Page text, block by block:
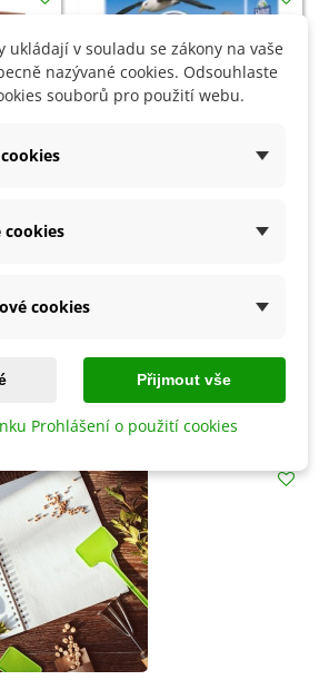
ukládají v souladu se zákony na vaše
nazývané cookies. Odsouhlaste
souborů pro použití webu.
cookies
cookies
Přijmout vše
Prohlášení o použití cookies